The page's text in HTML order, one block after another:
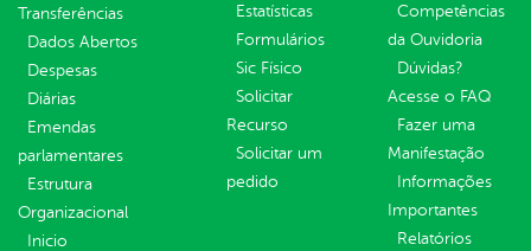
Transferências
Dados Abertos
Despesas
Diárias
Emendas
parlamentares
Estrutura
Organizacional
Inicio
Estatísticas
Formulários
Sic Físico
Solicitar
Recurso
Solicitar um
pedido
Competências
da Ouvidoria
Dúvidas?
Acesse o FAQ
Fazer uma
Manifestação
Informações
Importantes
Relatórios